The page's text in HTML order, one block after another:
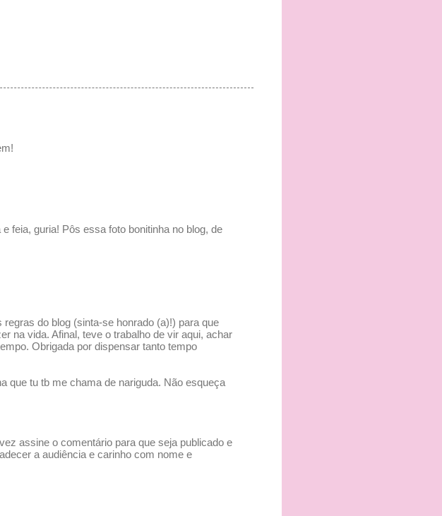
feia, guria! Pôs essa foto bonitinha no blog, de
do blog (sinta-se honrado (a)!) para que
na vida. Afinal, teve o trabalho de vir aqui, achar
Obrigada por dispensar tanto tempo
que tu tb me chama de nariguda. Não esqueça
assine o comentário para que seja publicado e
a audiência e carinho com nome e